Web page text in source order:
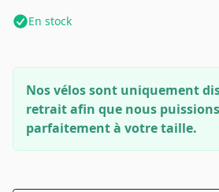
En stock
Nos vélos sont uniquement
retrait afin que nous
parfaitement à votre taille.